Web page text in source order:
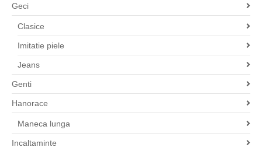
Geci
Clasice
Imitatie piele
Jeans
Genti
Hanorace
Maneca lunga
Incaltaminte